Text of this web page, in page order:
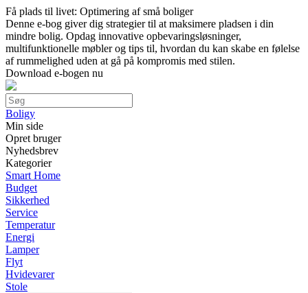
Få plads til livet: Optimering af små boliger
Denne e-bog giver dig strategier til at maksimere pladsen i din
mindre bolig. Opdag innovative opbevaringsløsninger,
multifunktionelle møbler og tips til, hvordan du kan skabe en følelse
af rummelighed uden at gå på kompromis med stilen.
Download e-bogen nu
Boligy
Min side
Opret bruger
Nyhedsbrev
Kategorier
Smart Home
Budget
Sikkerhed
Service
Temperatur
Energi
Lamper
Flyt
Hvidevarer
Stole